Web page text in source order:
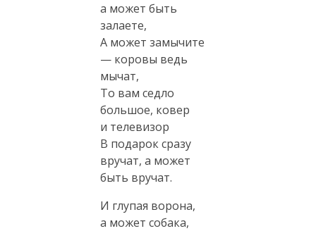
а может быть
залаете,
А может замычите
— коровы ведь
мычат,
То вам седло
большое, ковер
и телевизор
В подарок сразу
вручат, а может
быть вручат.
И глупая ворона,
а может собака,